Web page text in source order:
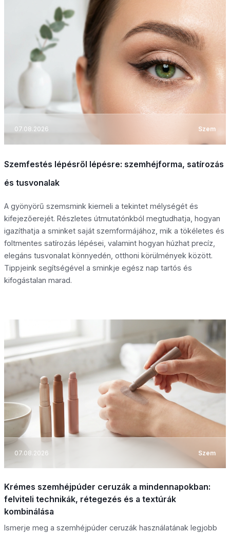
07.08.2026 Szem
Szemfestés lépésről lépésre: szemhéjforma, satírozás
és tusvonalak
A gyönyörű szemsmink kiemeli a tekintet mélységét és
kifejezőerejét. Részletes útmutatónkból megtudhatja, hogyan
igazíthatja a sminket saját szemformájához, mik a tökéletes és
foltmentes satírozás lépései, valamint hogyan húzhat precíz,
elegáns tusvonalat könnyedén, otthoni körülmények között.
Tippjeink segítségével a sminkje egész nap tartós és
kifogástalan marad.
07.08.2026 Szem
Krémes szemhéjpúder ceruzák a mindennapokban:
felviteli technikák, rétegezés és a textúrák
kombinálása
Ismerje meg a szemhéjpúder ceruzák használatának legjobb